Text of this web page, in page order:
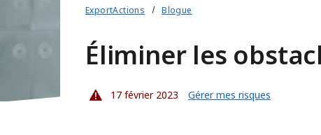
ExportActions Blogue
Éliminer les
17 février 2023 Gérer mes risques